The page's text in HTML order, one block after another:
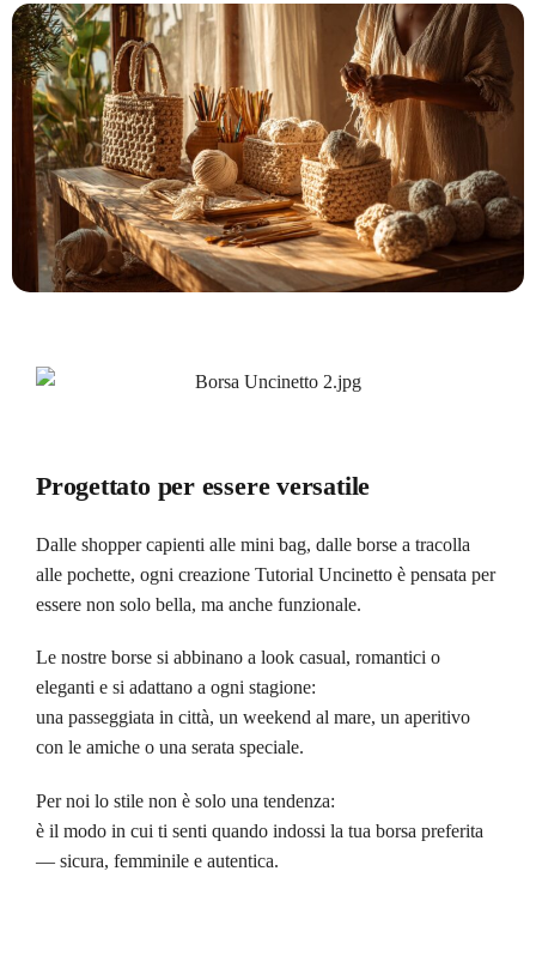
Progettato per essere versatile
Dalle shopper capienti alle mini bag, dalle borse a tracolla
alle pochette, ogni creazione Tutorial Uncinetto è pensata per
essere non solo bella, ma anche funzionale.
Le nostre borse si abbinano a look casual, romantici o
eleganti e si adattano a ogni stagione:
una passeggiata in città, un weekend al mare, un aperitivo
con le amiche o una serata speciale.
Per noi lo stile non è solo una tendenza:
è il modo in cui ti senti quando indossi la tua borsa preferita
— sicura, femminile e autentica.